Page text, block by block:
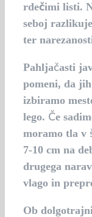
rdečimi listi.
seboj
ter
Pahljačasti
pomeni, da
izbiramo
lego. Če
moramo tla
7-10 cm na
drugega
vlago in
Ob